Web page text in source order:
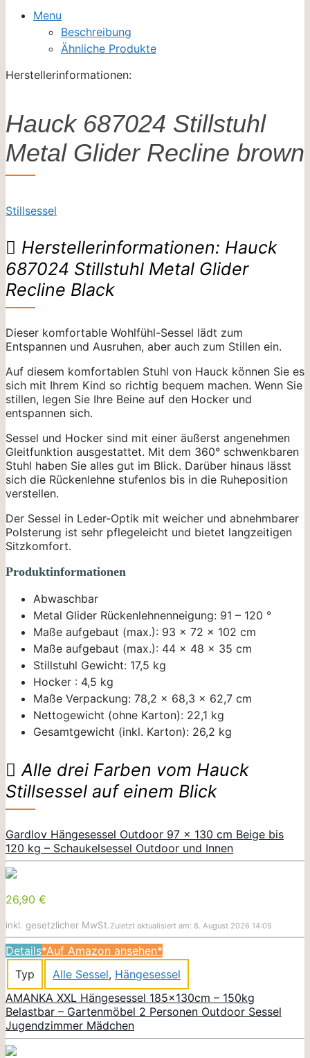
Menu
Beschreibung
Ähnliche Produkte
Herstellerinformationen:
Hauck 687024 Stillstuhl
Metal Glider Recline brown
Stillsessel
Herstellerinformationen: Hauck
687024 Stillstuhl Metal Glider
Recline Black
Dieser komfortable Wohlfühl-Sessel lädt zum
Entspannen und Ausruhen, aber auch zum Stillen ein.
Auf diesem komfortablen Stuhl von Hauck können Sie es
sich mit Ihrem Kind so richtig bequem machen. Wenn Sie
stillen, legen Sie Ihre Beine auf den Hocker und
entspannen sich.
Sessel und Hocker sind mit einer äußerst angenehmen
Gleitfunktion ausgestattet. Mit dem 360° schwenkbaren
Stuhl haben Sie alles gut im Blick. Darüber hinaus lässt
sich die Rückenlehne stufenlos bis in die Ruheposition
verstellen.
Der Sessel in Leder-Optik mit weicher und abnehmbarer
Polsterung ist sehr pflegeleicht und bietet langzeitigen
Sitzkomfort.
Produktinformationen
Abwaschbar
Metal Glider Rückenlehnenneigung: 91 – 120 °
Maße aufgebaut (max.): 93 x 72 x 102 cm
Maße aufgebaut (max.): 44 x 48 x 35 cm
Stillstuhl Gewicht: 17,5 kg
Hocker : 4,5 kg
Maße Verpackung: 78,2 x 68,3 x 62,7 cm
Nettogewicht (ohne Karton): 22,1 kg
Gesamtgewicht (inkl. Karton): 26,2 kg
Alle drei Farben vom Hauck
Stillsessel auf einem Blick
Gardlov Hängesessel Outdoor 97 x 130 cm Beige bis
120 kg – Schaukelsessel Outdoor und Innen
26,90 €
inkl. gesetzlicher MwSt.Zuletzt aktualisiert am: 8. August 2026 14:05
Details*Auf Amazon ansehen*
Typ
Alle Sessel, Hängesessel
AMANKA XXL Hängesessel 185x130cm – 150kg
Belastbar – Gartenmöbel 2 Personen Outdoor Sessel
Jugendzimmer Mädchen